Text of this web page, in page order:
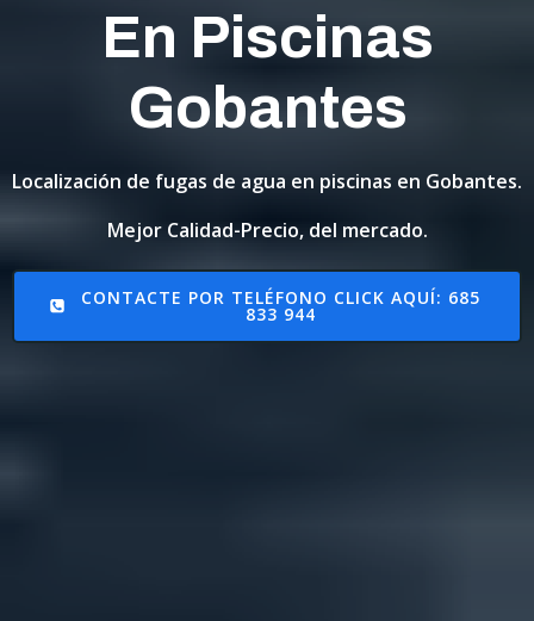
En Piscinas
Gobantes
Localización de fugas de agua en piscinas en Gobantes.
Mejor Calidad-Precio, del mercado.
CONTACTE POR TELÉFONO CLICK AQUÍ: 685
833 944